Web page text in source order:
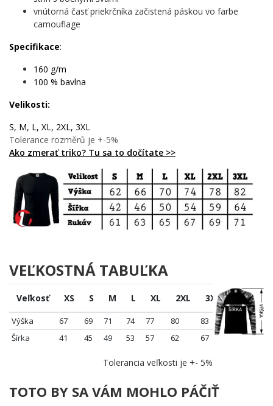
Komu urobí radosť?
🔥 Každému, kto Veľkú noc berie s nadhľadom a zdravou
✨ Priateľom a príbuzným, ktorí ocenia vtipný darček
namiesto ďalšej čokoládovej figúrky
ale tá najchutnejšia
príbeh bez jediného slova
Vyber si tento motív a daj Veľkej noci nový rozmer – lebo tradície
sú krásne, ale s trochou humoru sú nezabudnuteľné. ✨
vnútorná časť priekrčníka začistená páskou vo farbe
camouflage
Specifikace:
160 g/m
100 % bavlna
Velikosti:
S, M, L, XL, 2XL, 3XL
Tolerance rozměrů je +-5%
Ako zmerať triko? Tu sa to dočítate >>
VEĽKOSTNÁ TABUĽKA
Veľkosť XS S M L XL 2XL 3XL
Výška 67 69 71 74 77 80
83
Šírka
41 45 49 53 57 62 67
Tolerancia veľkosti je +- 5%
TOTO BY SA VÁM MOHLO PÁČIŤ